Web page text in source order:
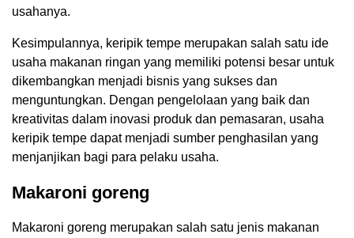
usahanya.
Kesimpulannya, keripik tempe merupakan salah satu ide
usaha makanan ringan yang memiliki potensi besar untuk
dikembangkan menjadi bisnis yang sukses dan
menguntungkan. Dengan pengelolaan yang baik dan
kreativitas dalam inovasi produk dan pemasaran, usaha
keripik tempe dapat menjadi sumber penghasilan yang
menjanjikan bagi para pelaku usaha.
Makaroni goreng
Makaroni goreng merupakan salah satu jenis makanan